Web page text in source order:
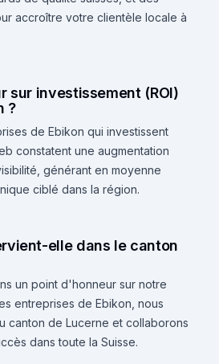
accroître votre clientèle locale à
sur investissement (ROI)
?
de Ebikon qui investissent
constatent une augmentation
générant en moyenne
ciblé dans la région.
elle dans le canton
un point d'honneur sur notre
entreprises de Ebikon, nous
canton de Lucerne et collaborons
dans toute la Suisse.